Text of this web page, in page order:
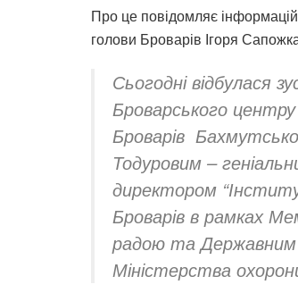
Про це повідомляє
голови Броварів Ігоря
Сьогодні відбулася
Броварського
Броварів
Тодуровим –
директором
Броварів в рамках
радою та Державним
Міністерства